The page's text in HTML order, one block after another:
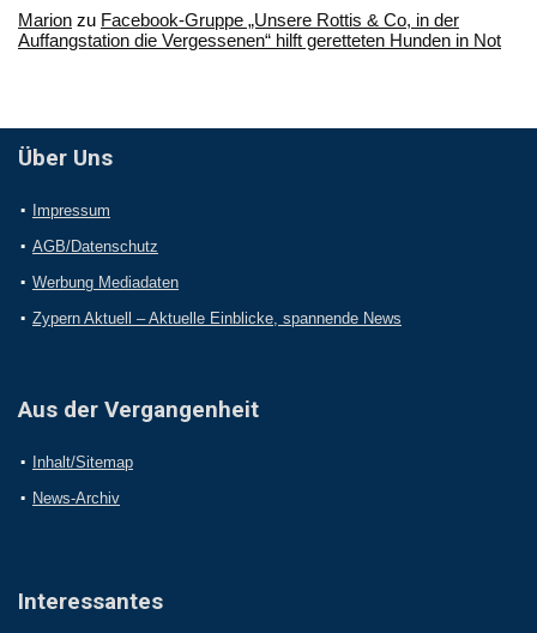
Marion zu Facebook-Gruppe „Unsere Rottis & Co, in der
Auffangstation die Vergessenen“ hilft geretteten Hunden in Not
Über Uns
Impressum
AGB/Datenschutz
Werbung Mediadaten
Zypern Aktuell – Aktuelle Einblicke, spannende News
Aus der Vergangenheit
Inhalt/Sitemap
News-Archiv
Interessantes